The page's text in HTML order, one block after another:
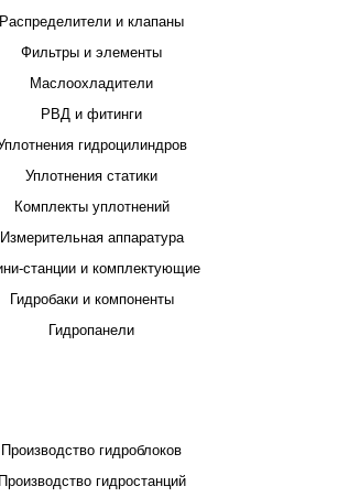
Распределители и клапаны
Фильтры и элементы
Маслоохладители
РВД и фитинги
гидроцилиндров
Уплотнения статики
Комплекты уплотнений
Измерительная аппаратура
станции и комплектующие
Гидробаки и компоненты
Гидропанели
Производство гидроблоков
Производство гидростанций